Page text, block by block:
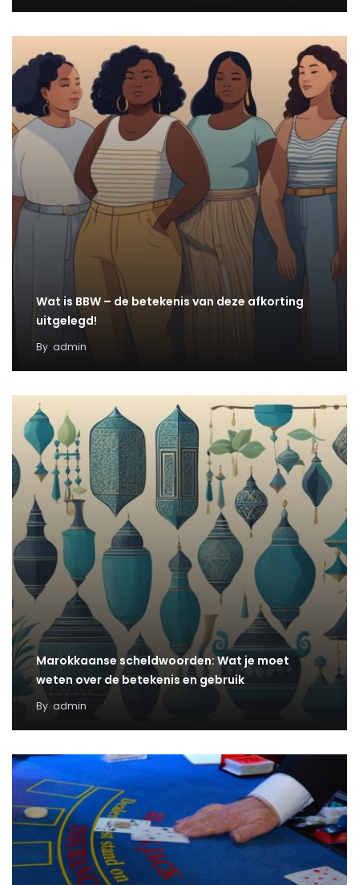
Wat is BBW – de betekenis van deze afkorting
uitgelegd!
By admin
Marokkaanse scheldwoorden: Wat je moet
weten over de betekenis en gebruik
By admin